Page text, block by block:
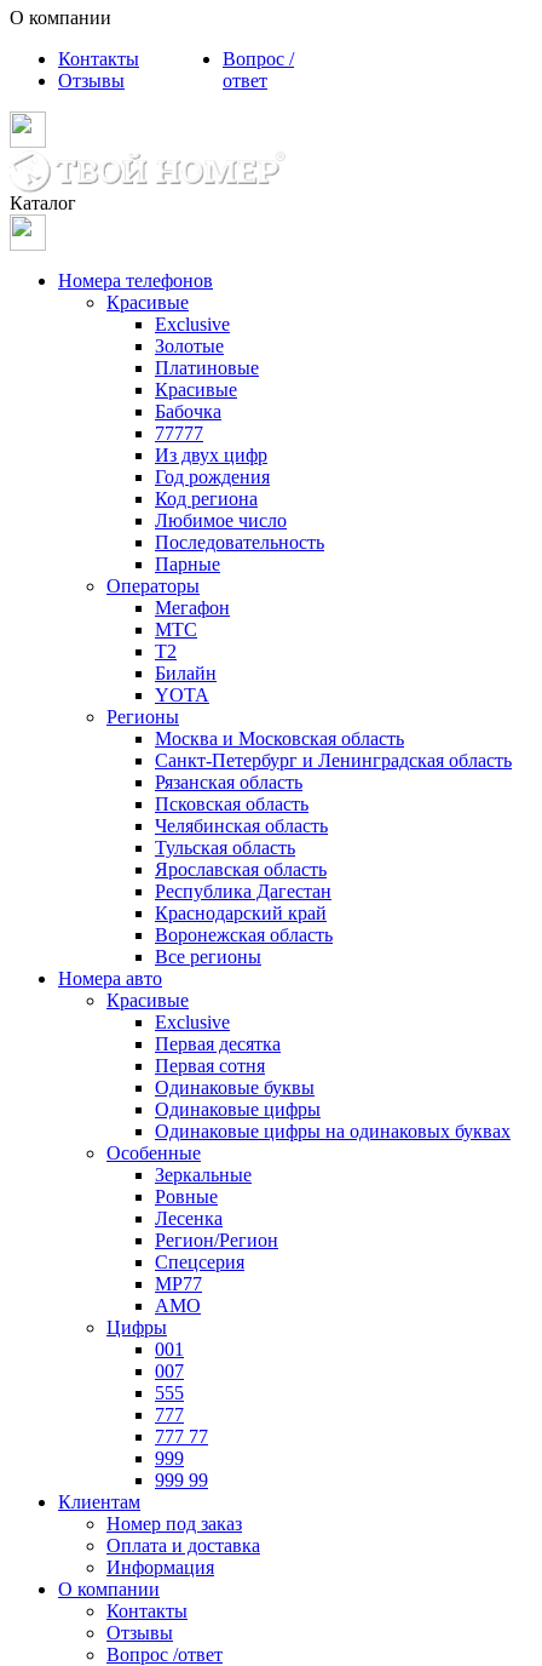
О компании
Контакты
Отзывы
Вопрос /
ответ
Каталог
Номера телефонов
Красивые
Exclusive
Золотые
Платиновые
Красивые
Бабочка
77777
Из двух цифр
Год рождения
Код региона
Любимое число
Последовательность
Парные
Операторы
Мегафон
МТС
Т2
Билайн
YOTA
Регионы
Москва и Московская область
Санкт-Петербург и Ленинградская область
Рязанская область
Псковская область
Челябинская область
Тульская область
Ярославская область
Республика Дагестан
Краснодарский край
Воронежская область
Все регионы
Номера авто
Красивые
Exclusive
Первая десятка
Первая сотня
Одинаковые буквы
Одинаковые цифры
Одинаковые цифры на одинаковых буквах
Особенные
Зеркальные
Ровные
Лесенка
Регион/Регион
Спецсерия
МР77
АМО
Цифры
001
007
555
777
777 77
999
999 99
Клиентам
Номер под заказ
Оплата и доставка
Информация
О компании
Контакты
Отзывы
Вопрос /ответ